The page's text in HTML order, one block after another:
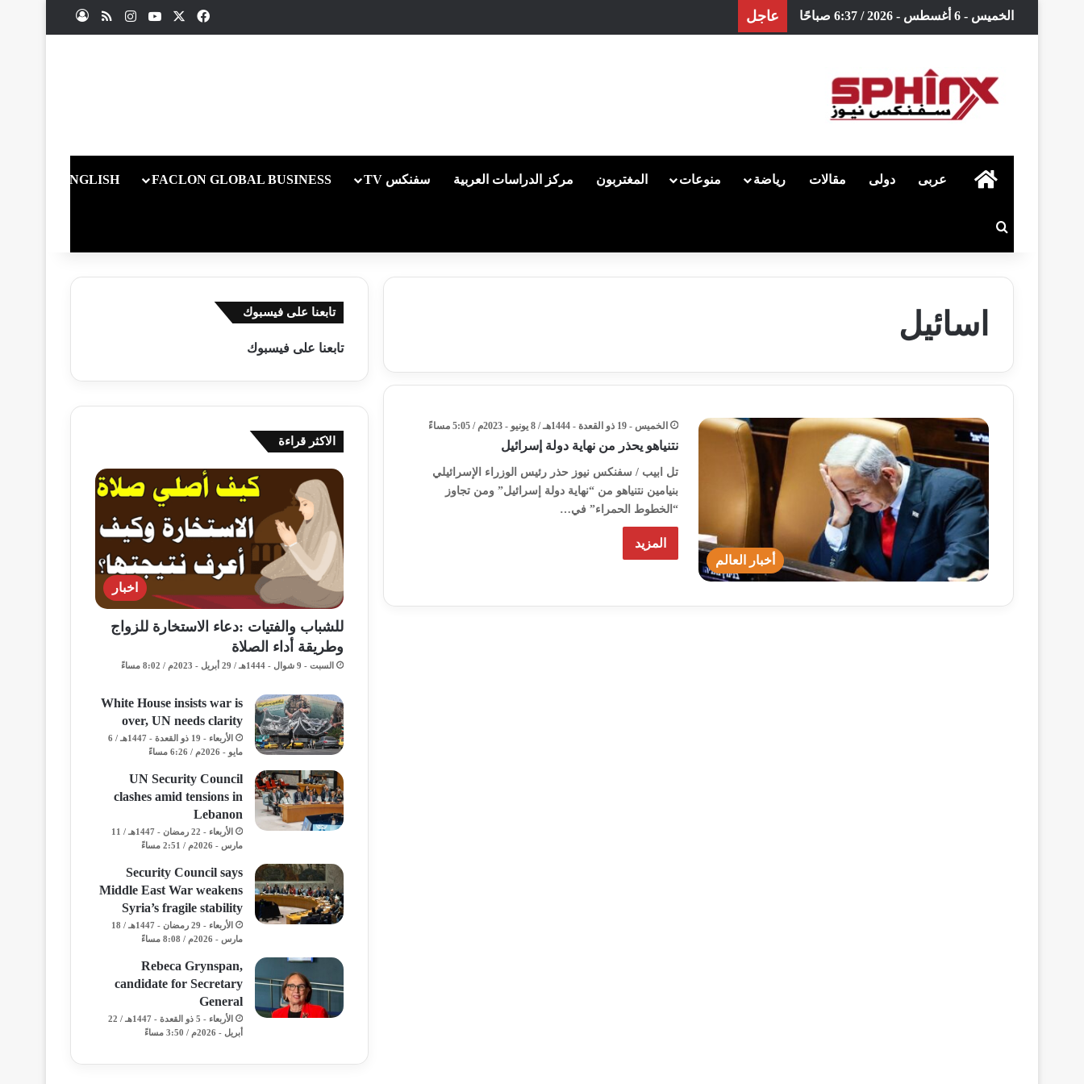
الخميس - 6 أغسطس - 2026 / 6:37 صباحًا عاجل فيسبوك يوتيوبانستقرامملخص الموقع RSS
الرئيسية
عربى دولى مقالات رياضة منوعات المغتربون مركز الدراسات العربية سفنكس TV FACLON GLOBAL BUSINESS
ENGLISH
اسائيل
أخبار العالم
الخميس - 19 ذو القعدة - 1444هـ / 8 يونيو - 2023م / 5:05 مساءً
نتنياهو يحذر من نهاية دولة إسرائيل
تل ابيب / سفنكس نيوز حذر رئيس الوزراء الإسرائيلي
بنيامين نتنياهو من “نهاية دولة إسرائيل” ومن تجاوز
“الخطوط الحمراء” في…
المزيد
تابعنا على فيسبوك
تابعنا على فيسبوك
الاكثر قراءة
اخبار
للشباب والفتيات :دعاء الاستخارة للزواج
وطريقة أداء الصلاة
السبت - 9 شوال - 1444هـ / 29 أبريل - 2023م / 8:02 مساءً
White House insists war is
over, UN needs clarity
الأربعاء - 19 ذو القعدة - 1447هـ / 6
مايو - 2026م / 6:26 مساءً
UN Security Council
clashes amid tensions in
Lebanon
الأربعاء - 22 رمضان - 1447هـ / 11
مارس - 2026م / 2:51 مساءً
Security Council says
Middle East War weakens
Syria’s fragile stability
الأربعاء - 29 رمضان - 1447هـ / 18
مارس - 2026م / 8:08 مساءً
Rebeca Grynspan,
candidate for Secretary
General
الأربعاء - 5 ذو القعدة - 1447هـ / 22
أبريل - 2026م / 3:50 مساءً